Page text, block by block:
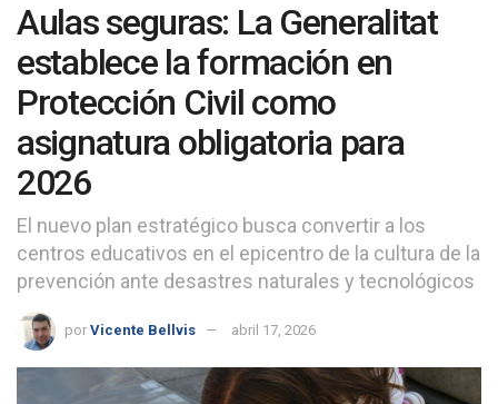
Aulas seguras: La Generalitat
establece la formación en
Protección Civil como
asignatura obligatoria para
2026
El nuevo plan estratégico busca convertir a los
centros educativos en el epicentro de la cultura de la
prevención ante desastres naturales y tecnológicos
por Vicente Bellvis abril 17, 2026